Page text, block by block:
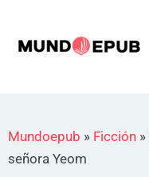
contenido
Mundoepub » Ficción »
señora Yeom